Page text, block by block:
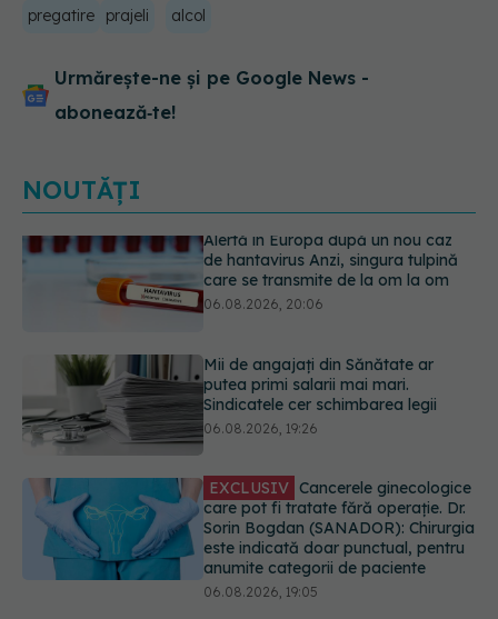
pregatire
prajeli alcol
Urmărește-ne și pe Google News -
abonează‑te!
NOUTĂȚI
Mii de angajați din Sănătate ar
putea primi salarii mai mari.
Sindicatele cer schimbarea legii
EXCLUSIV Cancerele ginecologice
care pot fi tratate fără operație. Dr.
Sorin Bogdan (SANADOR): Chirurgia
anumite categorii de paciente
06.08.2026, 19:05
Greșeala pe care milioane de femei
o fac când își cumpără sutien. Un
medic explică metoda corectă